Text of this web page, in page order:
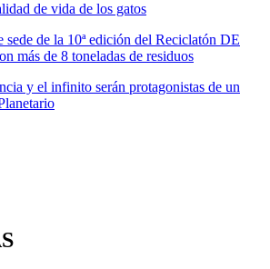
de vida de los gatos
de la 10ª edición del Reciclatón DE
más de 8 toneladas de residuos
y el infinito serán protagonistas de un